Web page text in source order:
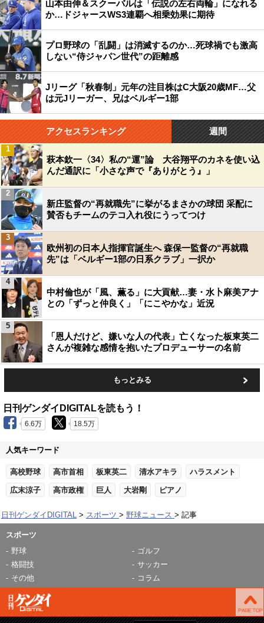
山本由伸＆スクーバルは「伝説の左右両輪」になれる
か…ドジャースWS3連覇へ相乗効果に期待
プロ野球の「乱闘」は消滅するのか…死球禍でも激高
しない“侍ジャパン世代”の距離感
Jリーグ「秋春制」元年の注目株はC大阪20歳MF…父
は元Jリーガー、兄はベルギー1部
アクセスランキング 週間
萩本欽一〈34〉私の“運”論 大谷翔平のカネを使い込
んだ通訳に「小さな声で『ありがとう』」
1
新庄監督の“再就職先”に挙がるまさかの球団 采配に
賛否もチームのテコ入れ役にうってつけ
2
欧州初の日本人指揮官誕生へ 森保一監督の“再就職
先”は「ベルギー1部の日系クラブ」一択か
3
中村倫也が「風、薫る」に大貢献…妻・水卜麻美アナ
との「ずっと仲良く」「にこやかな」近況
4
「恩人だけど、嫌いな人の代表」亡くなった板東英二
さんが複雑な感情を抱いたプロデューサーの名前
5
もっとみる
日刊ゲンダイDIGITALを読もう！
6.6万 18.5万
人気キーワード
高校野球 高市首相 板東英二 清水アキラ ハラスメント
広末涼子 高市政権 巨人 大岩剛 ピアノ
日刊ゲンダイDIGITAL スポーツ 野球ニュース 記事
スポーツ
野球
ゴルフ
格闘技
サッカー
その他
コラム